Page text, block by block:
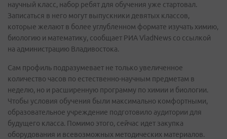
научный класс, набор ребят для обучения уже стартовал.
Записаться в него могут выпускники девятых классов,
которые желают в более углубленном формате изучать химию,
биологию и математику, сообщает РИА VladNews со ссылкой
на администрацию Владивостока.
Сам профиль подразумевает не только увеличенное
количество часов по естественно-научным предметам в
неделю, но и расширенную программу по химии и биологии.
Чтобы условия обучения были максимально комфортными,
образовательное учреждение подготовило аудитории для
будущего класса. Помимо этого, сейчас идет закупка
оборудования и всевозможных методических материалов.